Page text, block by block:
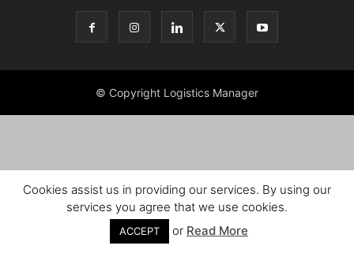
© Copyright Logistics Manager
Cookies assist us in providing our services. By using our
services you agree that we use cookies.
ACCEPT or Read More